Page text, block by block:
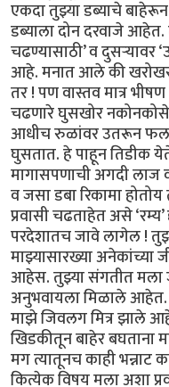
एकदा तुझ्या डब्याचे
डब्याला दोन दरवाजे आहेत.
चढण्यासाठी’ व दुसऱ्यावर
आहे. मनात आले की
तर ! पण वास्तव मात्र
चढणारे घुसखोर
आधीच रुळांवर उतरून
घुसतात. हे पाहून तिडीक
मागासपणाची अगदी लाज
व जसा डबा रिकामा
प्रवासी चढताहेत असे
परदेशातच जावे लागेल !
माझ्यासारख्या अनेकांच्या
आहेस. तुझ्या संगतीत मला
अनुभवायला मिळाले आहेत.
माझे जिवलग मित्र झाले
खिडकीतून बाहेर बघताना
मग त्यातूनच काही भन्नाट
कित्येक विषय मला अशा